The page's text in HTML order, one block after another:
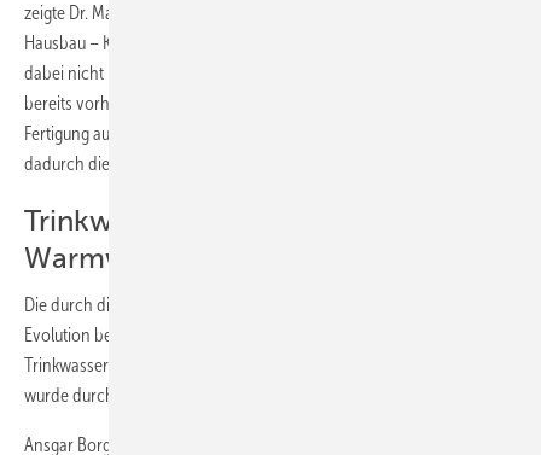
zeigte Dr. Maximilian Offizier mit seinem Referat „Modularisierung im
Hausbau – Konzept und Wirtschaftlichkeit“ auf. Der Hausbau müsse
dabei nicht neu erfunden werden, sondern es gelte sich vielmehr am
bereits vorhandenen Wissen zu bedienen und die industrielle
Fertigung auf die Branche zu übertragen. Er vertrat die These, dass
dadurch die Baukosten um mehr als 70 % reduziert werden könnten.
Trinkwasserverteilung und
Warmwasserbereitung optimieren
Die durch die aktuelle Trinkwasserverordnung hervorgerufene
Evolution bei Planung, Bau und Instandhaltung von
Trinkwasseranlagen hin zu hygienisch einwandfreien Installationen
wurde durch drei Referate in den Mittelpunkt des Interesses gerückt.
Ansgar Borgmann, Sachverständiger für das Installateur- und